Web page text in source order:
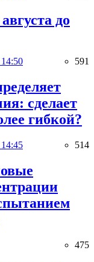
до
14:50 591
сделает
гибкой?
14:45 514
475